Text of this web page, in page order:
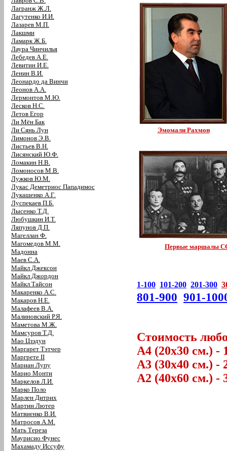
Лагранж Ж.Л.
Лагутенко И.И.
Лазарев М.П.
Лакшми
Ламарк Ж.Б.
Лаура Чинчилья
Лебедев А.Е.
Левитин И.Е.
Ленин В.И.
Леонардо да Винчи
Леонов А.А.
Лермонтов М.Ю.
Лесков Н.С.
Летов Егор
Ли Мён Бак
Ли Сянь Лун
Лимонов Э.В.
Листьев В.Н.
Лисянский Ю.Ф.
Ломакин Н.В.
Ломоносов М.В.
Лужков Ю.М.
Лукас Деметриос Пападимос
Лукашенко А.Г.
Луспекаев П.Б.
Лысенко Т.Д.
Любушкин И.Т.
Ляпунов Д.П.
Магеллан Ф.
Магомедов М.М.
Мадонна
Маев С.А.
Майкл Джексон
Майкл Джордон
Майкл Тайсон
Макаренко А.С.
Макаров Н.Е.
Малафеев В.А.
Малиновский Р.Я.
Маметова М.Ж.
Мамсуров Т.Д.
Мао Цзэдун
Маргарет Тэтчер
Маргрете II
Мариан Лупу
Марио Монти
Маркелов Л.И.
Марко Поло
Марлен Дитрих
Мартин Лютер
Матвиенко В.И.
Матросов А.М.
Мать Тереза
Маурисио Фунес
Махамаду Иссуфу
Эмомали Рахмон
Первые маршалы
1-100 101-200 201-300
801-900 901-
Стоимость
А4 (20х30 см.) -
А3 (30х40 см.) -
А2 (40х60 см.) -